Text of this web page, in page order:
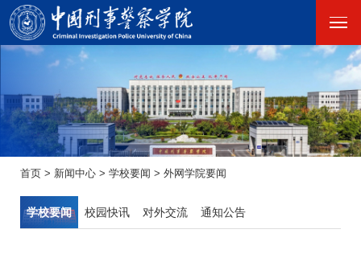
首页 > 新闻中心 > 学校要闻 > 外网学院要闻
学校要闻 校园快讯 对外交流 通知公告